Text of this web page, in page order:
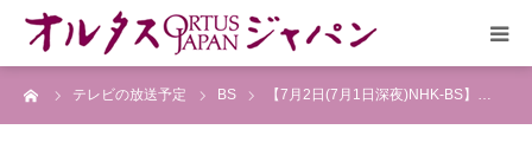
テレビの放送予定 BS 【7月2日(7月1日深夜)NHK-BS】…
HOME